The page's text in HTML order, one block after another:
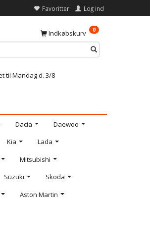
Favoritter Log ind
Indkøbskurv 0
til Mandag d. 3/8
Dacia
Daewoo
Kia
Lada
Mitsubishi
Suzuki
Skoda
Aston Martin